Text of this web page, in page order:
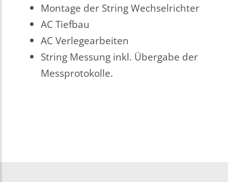
Montage der String Wechselrichter
AC Tiefbau
AC Verlegearbeiten
String Messung inkl. Übergabe der
Messprotokolle.